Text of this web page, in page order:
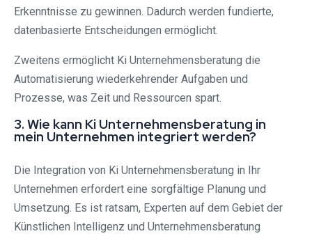
Erkenntnisse zu gewinnen. Dadurch werden fundierte,
datenbasierte Entscheidungen ermöglicht.
Zweitens ermöglicht Ki Unternehmensberatung die
Automatisierung wiederkehrender Aufgaben und
Prozesse, was Zeit und Ressourcen spart.
3. Wie kann Ki Unternehmensberatung in
mein Unternehmen integriert werden?
Die Integration von Ki Unternehmensberatung in Ihr
Unternehmen erfordert eine sorgfältige Planung und
Umsetzung. Es ist ratsam, Experten auf dem Gebiet der
Künstlichen Intelligenz und Unternehmensberatung